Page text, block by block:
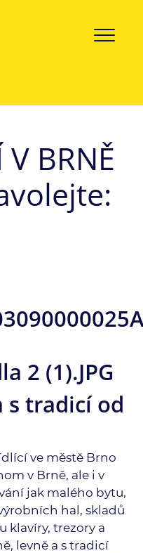
BRNĚ
s tradicí od
ve městě Brno
v Brně, ale i v
jak malého bytu,
hal, skladů
klavíry, trezory a
levně a s tradicí